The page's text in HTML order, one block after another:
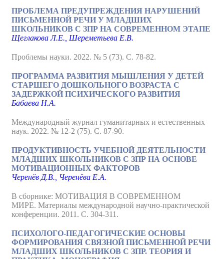
ПРОБЛЕМА ПРЕДУПРЕЖДЕНИЯ НАРУШЕНИЙ
ПИСЬМЕННОЙ РЕЧИ У МЛАДШИХ
ШКОЛЬНИКОВ С ЗПР НА СОВРЕМЕННОМ ЭТАПЕ
Щеглакова Л.Е., Шереметьева Е.В.
Проблемы науки. 2022. № 5 (73). С. 78-82.
ПРОГРАММА РАЗВИТИЯ МЫШЛЕНИЯ У ДЕТЕЙ
СТАРШЕГО ДОШКОЛЬНОГО ВОЗРАСТА С
ЗАДЕРЖКОЙ ПСИХИЧЕСКОГО РАЗВИТИЯ
Бабаева Н.А.
Международный журнал гуманитарных и естественных
наук. 2022. № 12-2 (75). С. 87-90.
ПРОДУКТИВНОСТЬ УЧЕБНОЙ ДЕЯТЕЛЬНОСТИ
МЛАДШИХ ШКОЛЬНИКОВ C ЗПР НА ОСНОВЕ
МОТИВАЦИОННЫХ ФАКТОРОВ
Черенёв Д.В., Черенёва Е.А.
В сборнике: МОТИВАЦИЯ В СОВРЕМЕННОМ
МИРЕ. Материалы международной научно-практической
конференции. 2011. С. 304-311.
ПСИХОЛОГО-ПЕДАГОГИЧЕСКИЕ ОСНОВЫ
ФОРМИРОВАНИЯ СВЯЗНОЙ ПИСЬМЕННОЙ РЕЧИ
МЛАДШИХ ШКОЛЬНИКОВ С ЗПР. ТЕОРИЯ И